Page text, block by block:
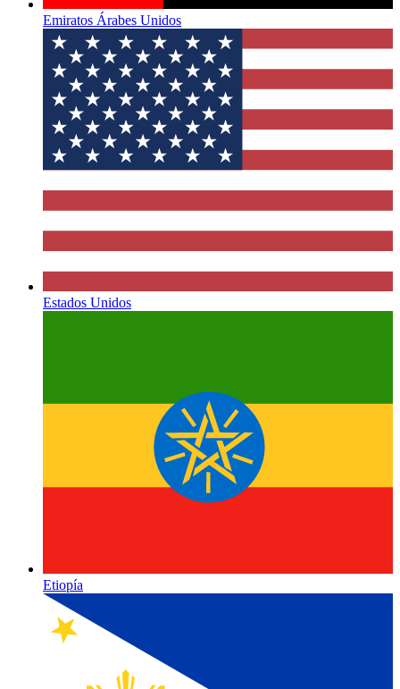
Emiratos Árabes Unidos
Estados Unidos
Etiopía